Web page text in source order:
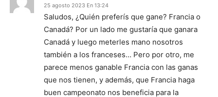
25 agosto 2023 En 13:24
Saludos, ¿Quién preferís que gane? Francia o
Canadá? Por un lado me gustaría que ganara
Canadá y luego meterles mano nosotros
también a los franceses… Pero por otro, me
parece menos ganable Francia con las ganas
que nos tienen, y además, que Francia haga
buen campeonato nos beneficia para la